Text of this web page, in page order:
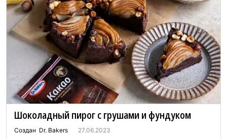
Шоколадный пирог с грушами и фундуком
Создан Dr. Bakers 27.06.2023